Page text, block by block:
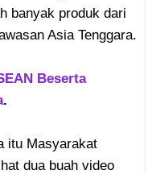
banyak produk dari
Asia Tenggara.
Beserta
.
itu Masyarakat
dua buah video